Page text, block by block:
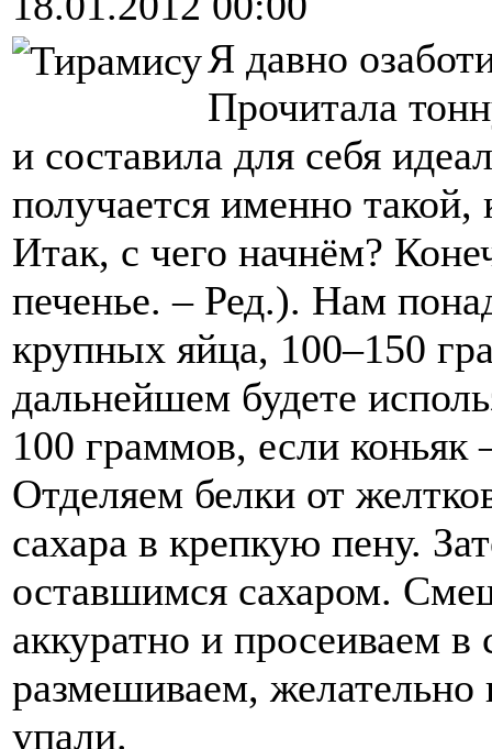
Я давно
Прочитала
и составила для себя
получается именно
Итак, с чего начнём?
печенье. – Ред.). Нам
крупных яйца, 100–150
дальнейшем будете
100 граммов, если
Отделяем белки от
сахара в крепкую пену.
оставшимся сахаром.
аккуратно и просеиваем
размешиваем, желательно
упали.